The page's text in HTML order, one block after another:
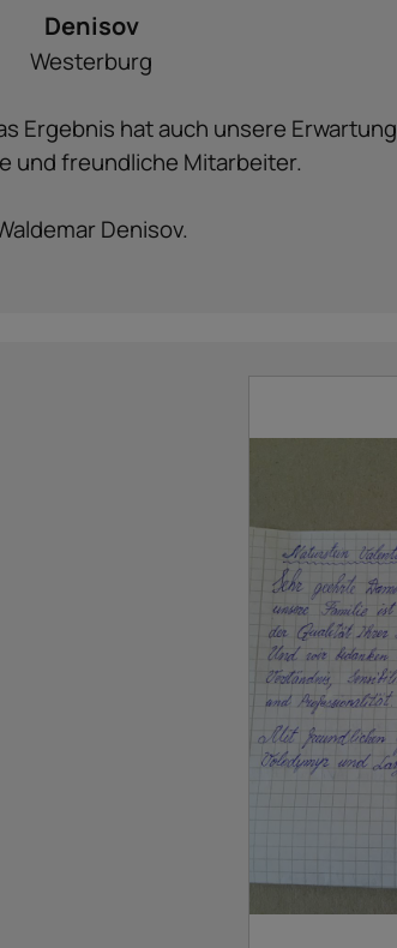
Denisov
Westerburg
Ergebnis hat auch unsere
und freundliche Mitarbeiter.
Denisov.